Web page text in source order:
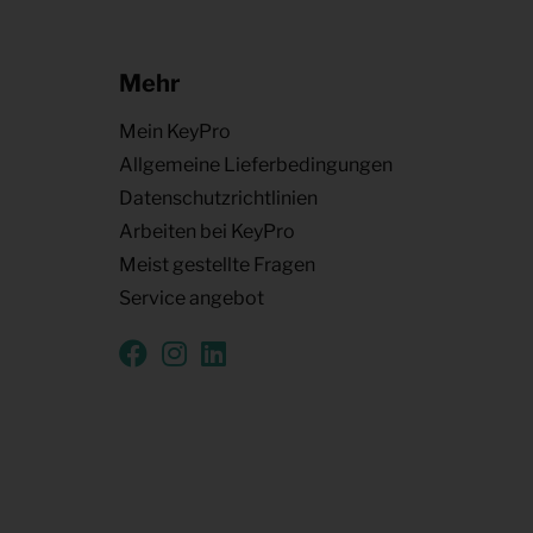
Mehr
Mein KeyPro
Allgemeine Lieferbedingungen
Datenschutzrichtlinien
Arbeiten bei KeyPro
Meist gestellte Fragen
Service angebot